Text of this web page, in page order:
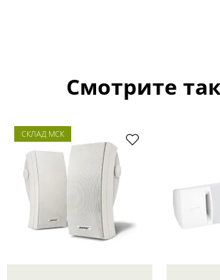
Смотрите
СКЛАД МСК